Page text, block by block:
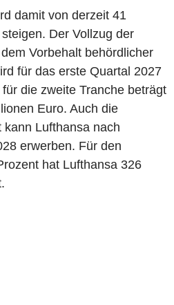
damit von derzeit 41
Der Vollzug der
Vorbehalt behördlicher
für das erste Quartal 2027
die zweite Tranche beträgt
Euro. Auch die
Lufthansa nach
erwerben. Für den
hat Lufthansa 326